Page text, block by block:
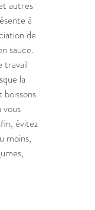
autres
à
de
sauce.
travail
la
évitez
moins,